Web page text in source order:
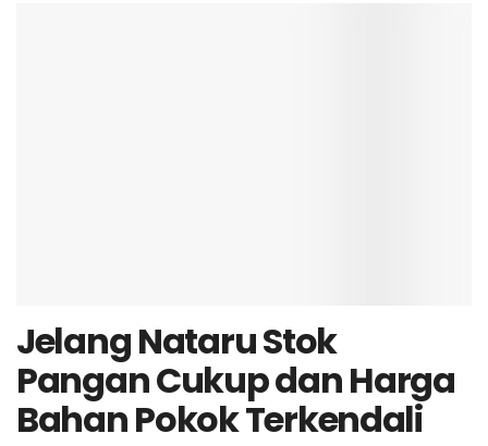
Jelang Nataru Stok
Pangan Cukup dan Harga
Bahan Pokok Terkendali